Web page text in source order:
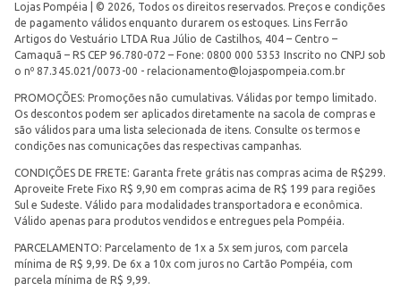
Lojas Pompéia | © 2026, Todos os direitos reservados. Preços e condições
de pagamento válidos enquanto durarem os estoques. Lins Ferrão
Artigos do Vestuário LTDA Rua Júlio de Castilhos, 404 – Centro –
Camaquã – RS CEP 96.780-072 – Fone: 0800 000 5353 Inscrito no CNPJ sob
o nº 87.345.021/0073-00 - relacionamento@lojaspompeia.com.br
PROMOÇÕES: Promoções não cumulativas. Válidas por tempo limitado.
Os descontos podem ser aplicados diretamente na sacola de compras e
são válidos para uma lista selecionada de itens. Consulte os termos e
condições nas comunicações das respectivas campanhas.
CONDIÇÕES DE FRETE: Garanta frete grátis nas compras acima de R$299.
Aproveite Frete Fixo R$ 9,90 em compras acima de R$ 199 para regiões
Sul e Sudeste. Válido para modalidades transportadora e econômica.
Válido apenas para produtos vendidos e entregues pela Pompéia.
PARCELAMENTO: Parcelamento de 1x a 5x sem juros, com parcela
mínima de R$ 9,99. De 6x a 10x com juros no Cartão Pompéia, com
parcela mínima de R$ 9,99.